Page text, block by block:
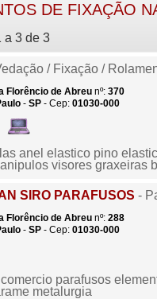
DE FIXAÇÃO
a 3 de 3
/ Fixação /
Florêncio de Abreu nº: 370
- SP - Cep: 01030-000
anel elastico pino
visores graxeiras
SIRO PARAFUSOS -
Florêncio de Abreu nº: 288
- SP - Cep: 01030-000
parafusos
metalurgia